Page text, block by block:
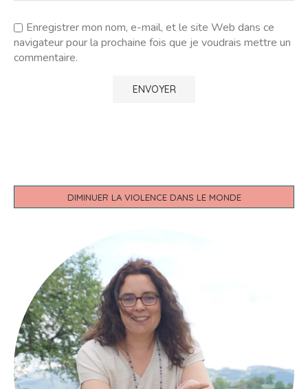
DIMINUER LA VIOLENCE DANS LE MONDE